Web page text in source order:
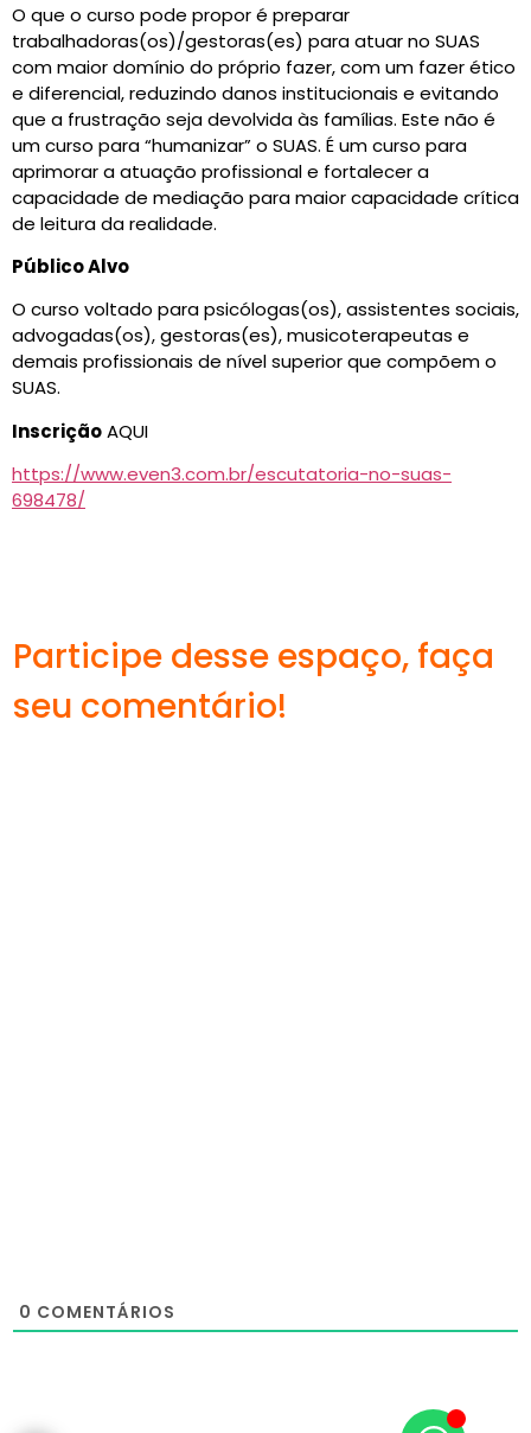
O que o curso pode propor é preparar
trabalhadoras(os)/gestoras(es) para atuar no SUAS
com maior domínio do próprio fazer, com um fazer ético
e diferencial, reduzindo danos institucionais e evitando
que a frustração seja devolvida às famílias. Este não é
um curso para “humanizar” o SUAS. É um curso para
aprimorar a atuação profissional e fortalecer a
capacidade de mediação para maior capacidade crítica
de leitura da realidade.
Público Alvo
O curso voltado para psicólogas(os), assistentes sociais,
advogadas(os), gestoras(es), musicoterapeutas e
demais profissionais de nível superior que compõem o
SUAS.
InscriçãoAQUI
https://www.even3.com.br/escutatoria-no-suas-
698478/
Participe desse espaço, faça
seu comentário!
0 COMENTÁRIOS